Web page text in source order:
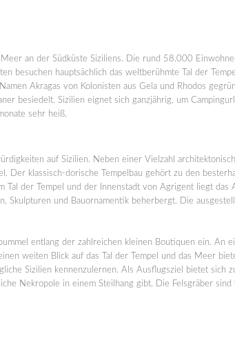
an der Südküste Siziliens. Die rund 58.000
besuchen hauptsächlich das weltberühmte Tal der
Akragas von Kolonisten aus Gela und Rhodos
besiedelt. Sizilien eignet sich ganzjährig, um
sehr heiß.
auf Sizilien. Neben einer Vielzahl
Der klassisch-dorische Tempelbau gehört zu den
der Tempel und der Innenstadt von Agrigent liegt das
Skulpturen und Bauornamentik beherbergt. Die
entlang der zahlreichen kleinen Boutiquen ein. An
weiten Blick auf das Tal der Tempel und das Meer
Sizilien kennenzulernen. Als Ausflugsziel bietet sich
Nekropole in einem Steilhang gibt. Die Felsgräber